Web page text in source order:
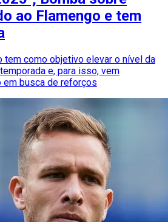
ao Flamengo e tem
tem como objetivo elevar o nível da
e, para isso, vem
em busca de reforços